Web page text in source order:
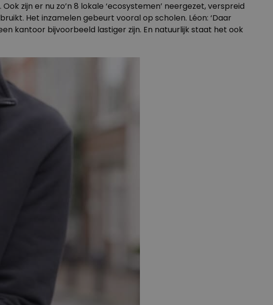
zijn er nu zo’n 8 lokale ‘ecosystemen’ neergezet, verspreid
Het inzamelen gebeurt vooral op scholen. Léon: ‘Daar
kantoor bijvoorbeeld lastiger zijn. En natuurlijk staat het ook